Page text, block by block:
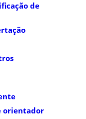
de
orientador